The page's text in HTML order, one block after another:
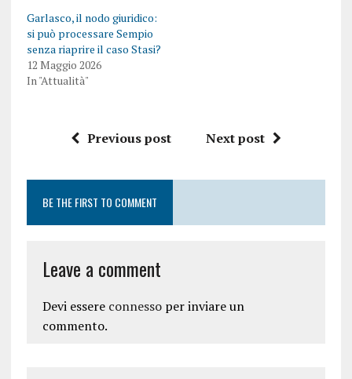
Garlasco, il nodo giuridico:
si può processare Sempio
senza riaprire il caso Stasi?
12 Maggio 2026
In "Attualità"
Previous post Next post
BE THE FIRST TO COMMENT
Leave a comment
Devi essere connessoper inviare un
commento.